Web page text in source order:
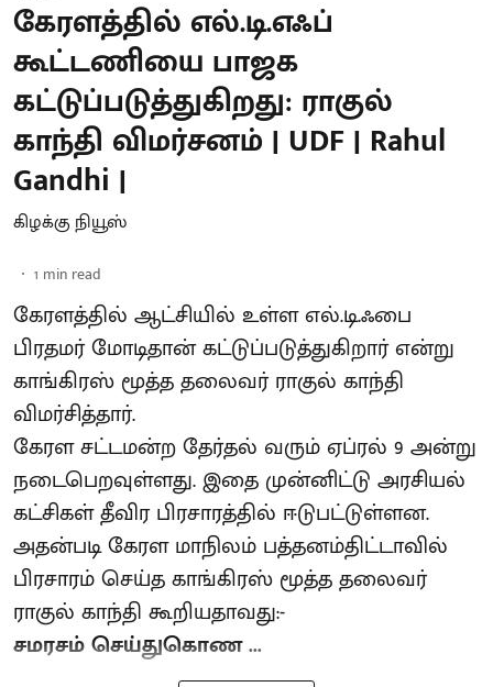
கேரளத்தில் எல்.டி.எஃப்
கூட்டணியை பாஜக
கட்டுப்படுத்துகிறது: ராகுல்
காந்தி விமர்சனம் | UDF | Rahul
Gandhi |
கிழக்கு நியூஸ்
1 min read
கேரளத்தில் ஆட்சியில் உள்ள எல்.டி.ஃபை
பிரதமர் மோடிதான் கட்டுப்படுத்துகிறார் என்று
காங்கிரஸ் மூத்த தலைவர் ராகுல் காந்தி
விமர்சித்தார்.
கேரள சட்டமன்ற தேர்தல் வரும் ஏப்ரல் 9 அன்று
நடைபெறவுள்ளது. இதை முன்னிட்டு அரசியல்
கட்சிகள் தீவிர பிரசாரத்தில் ஈடுபட்டுள்ளன.
அதன்படி கேரள மாநிலம் பத்தனம்திட்டாவில்
பிரசாரம் செய்த காங்கிரஸ் மூத்த தலைவர்
ராகுல் காந்தி கூறியதாவது:-
சமரசம் செய்துகொண ...